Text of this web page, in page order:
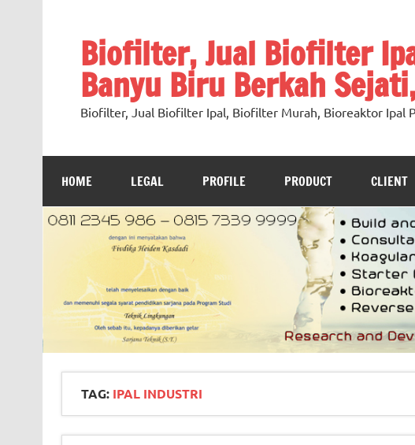
Biofilter, Jual Biofilter
Banyu Biru Berkah
Biofilter, Jual Biofilter Ipal, Biofilter Murah, Bioreaktor Ipal
HOME LEGAL PROFILE PRODUCT CLIENT
TAG: IPAL INDUSTRI